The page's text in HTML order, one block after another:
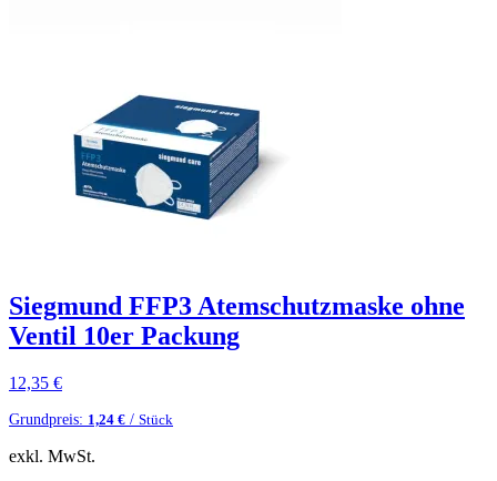
Siegmund FFP3 Atemschutzmaske ohne
Ventil 10er Packung
12,35 €
Grundpreis: 1,24 € / Stück
exkl. MwSt.